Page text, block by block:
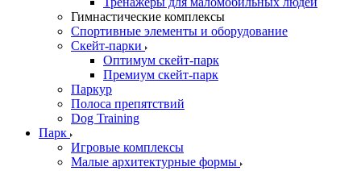
Гимнастические комплексы
Спортивные элементы и оборудование
Скейт-парки
Оптимум скейт-парк
Премиум скейт-парк
Паркур
Полоса препятствий
Dog Training
Парк
Игровые комплексы
Малые архитектурные формы